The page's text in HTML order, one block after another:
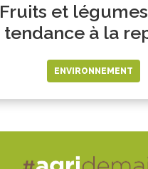
Fruits et
tendance à la
ENVIRONNEMENT